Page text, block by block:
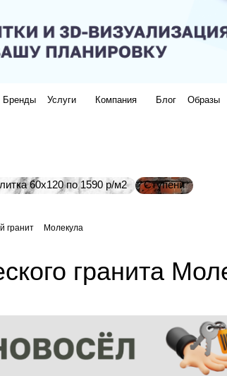
Бренды Услуги Компания Блог Образы
60х120 по 1590 р/м2 Ступени
гранит Молекула
гранита